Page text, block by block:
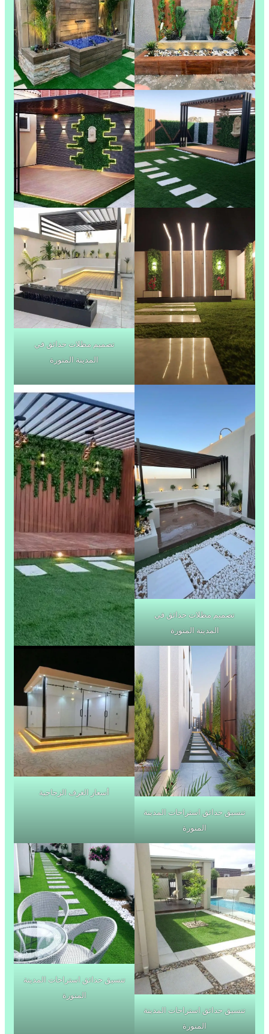
تصميم مظلات حدائق في
المدينة المنورة
تصميم مظلات حدائق في
المدينة المنورة
تنسيق حدائق استراحات المدينة
المنورة
أسعار الغرف الزجاجية
تنسيق حدائق استراحات المدينة
المنورة
تنسيق حدائق استراحات المدينة
المنورة